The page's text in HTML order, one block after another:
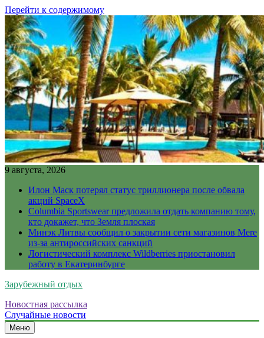
Перейти к содержимому
9 августа, 2026
Илон Маск потерял статус триллионера после обвала
акций SpaceX
Columbia Sportswear предложила отдать компанию тому,
кто докажет, что Земля плоская
Минэк Литвы сообщил о закрытии сети магазинов Mere
из-за антироссийских санкций
Логистический комплекс Wildberries приостановил
работу в Екатеринбурге
Зарубежный отдых
Новостная рассылка
Случайные новости
Меню